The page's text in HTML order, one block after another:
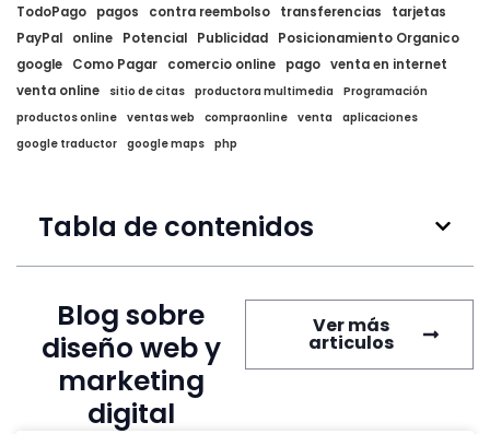
TodoPago
pagos contra reembolso transferencias
tarjetas
PayPal
online Potencial Publicidad
Posicionamiento Organico
google
Como Pagar comercio online pago venta en internet
venta online
sitio de citas productora multimedia Programación
productos online ventas web compraonline venta aplicaciones
google traductor google maps php
Tabla de contenidos
Blog sobre
diseño web y
marketing
digital
Ver más
articulos